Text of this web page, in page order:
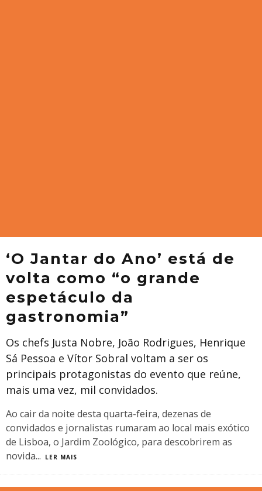
‘O Jantar do Ano’ está de
volta como “o grande
espetáculo da
gastronomia”
Os chefs Justa Nobre, João Rodrigues, Henrique
Sá Pessoa e Vítor Sobral voltam a ser os
principais protagonistas do evento que reúne,
mais uma vez, mil convidados.
Ao cair da noite desta quarta-feira, dezenas de
convidados e jornalistas rumaram ao local mais exótico
de Lisboa, o Jardim Zoológico, para descobrirem as
novida... LER MAIS